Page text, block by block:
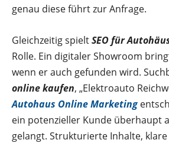
genau diese führt zur Anfrage.
Gleichzeitig spieltSEO für
Rolle. Ein digitaler Showroom
wenn er auch gefunden wird.
online kaufen, „Elektroauto
Autohaus Online Marketing
ein potenzieller Kunde überhaupt
gelangt. Strukturierte Inhalte,